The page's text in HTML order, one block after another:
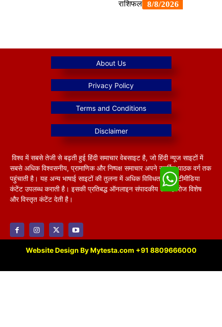
विश्व में सबसे तेजी से बढ़ती हुई हिंदी समाचार वेबसाइट है, जो हिंदी न्यूज साइटों में
सबसे अधिक विश्वसनीय, प्रामाणिक और निष्पक्ष समाचार अपने समर्पित पाठक वर्ग तक
पहुंचाती है। यह अन्य भाषाई साइटों की तुलना में अधिक विविधतापूर्ण मल्टीमीडिया
कंटेंट उपलब्ध कराती है। इसकी प्रतिबद्ध ऑनलाइन संपादकीय टीम हररोज विशेष
और विस्तृत कंटेंट देती है।
Website Design By Mytesta.com +91 8809666000